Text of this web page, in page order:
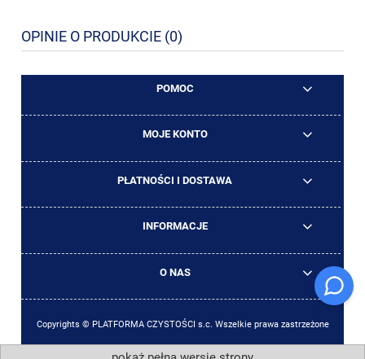
OPINIE O PRODUKCIE (0)
POMOC
MOJE KONTO
PŁATNOŚCI I DOSTAWA
INFORMACJE
O NAS
Copyrights © PLATFORMA CZYSTOŚCI s.c. Wszelkie prawa zastrzeżone